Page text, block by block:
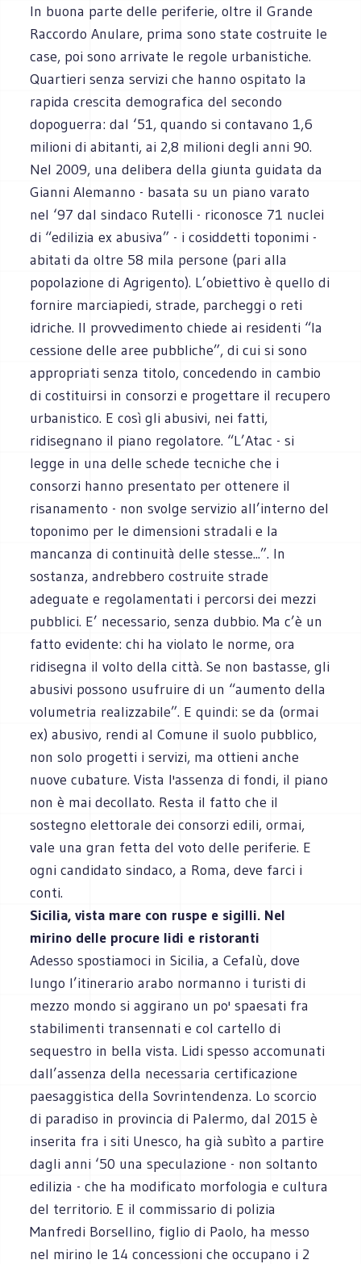
In buona parte delle periferie, oltre il Grande
Raccordo Anulare, prima sono state costruite le
case, poi sono arrivate le regole urbanistiche.
Quartieri senza servizi che hanno ospitato la
rapida crescita demografica del secondo
dopoguerra: dal ‘51, quando si contavano 1,6
milioni di abitanti, ai 2,8 milioni degli anni 90.
Nel 2009, una delibera della giunta guidata da
Gianni Alemanno - basata su un piano varato
nel ‘97 dal sindaco Rutelli - riconosce 71 nuclei
di “edilizia ex abusiva” - i cosiddetti toponimi -
abitati da oltre 58 mila persone (pari alla
popolazione di Agrigento). L’obiettivo è quello di
fornire marciapiedi, strade, parcheggi o reti
idriche. Il provvedimento chiede ai residenti “la
cessione delle aree pubbliche”, di cui si sono
appropriati senza titolo, concedendo in cambio
di costituirsi in consorzi e progettare il recupero
urbanistico. E così gli abusivi, nei fatti,
ridisegnano il piano regolatore. “L’Atac - si
legge in una delle schede tecniche che i
consorzi hanno presentato per ottenere il
risanamento - non svolge servizio all’interno del
toponimo per le dimensioni stradali e la
mancanza di continuità delle stesse...”. In
sostanza, andrebbero costruite strade
adeguate e regolamentati i percorsi dei mezzi
pubblici. E’ necessario, senza dubbio. Ma c’è un
fatto evidente: chi ha violato le norme, ora
ridisegna il volto della città. Se non bastasse, gli
abusivi possono usufruire di un “aumento della
volumetria realizzabile”. E quindi: se da (ormai
ex) abusivo, rendi al Comune il suolo pubblico,
non solo progetti i servizi, ma ottieni anche
nuove cubature. Vista l'assenza di fondi, il piano
non è mai decollato. Resta il fatto che il
sostegno elettorale dei consorzi edili, ormai,
vale una gran fetta del voto delle periferie. E
ogni candidato sindaco, a Roma, deve farci i
conti.
Sicilia, vista mare con ruspe e sigilli. Nel
mirino delle procure lidi e ristoranti
Adesso spostiamoci in Sicilia, a Cefalù, dove
lungo l’itinerario arabo normanno i turisti di
mezzo mondo si aggirano un po' spaesati fra
stabilimenti transennati e col cartello di
sequestro in bella vista. Lidi spesso accomunati
dall’assenza della necessaria certificazione
paesaggistica della Sovrintendenza. Lo scorcio
di paradiso in provincia di Palermo, dal 2015 è
inserita fra i siti Unesco, ha già subìto a partire
dagli anni ‘50 una speculazione - non soltanto
edilizia - che ha modificato morfologia e cultura
del territorio. E il commissario di polizia
Manfredi Borsellino, figlio di Paolo, ha messo
nel mirino le 14 concessioni che occupano i 2